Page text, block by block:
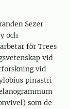
Sezer
och
för Trees
vid
vid
pinastri
som de